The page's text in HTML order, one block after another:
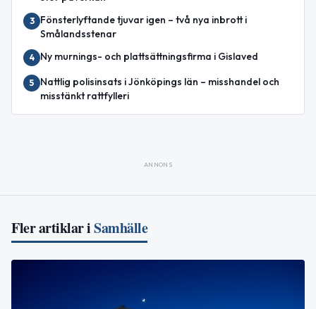
3
Fönsterlyftande tjuvar igen – två nya inbrott i
Smålandsstenar
4 Ny murnings- och plattsättningsfirma i Gislaved
5
Nattlig polisinsats i Jönköpings län – misshandel och
misstänkt rattfylleri
ANNONS
Fler artiklar iSamhälle